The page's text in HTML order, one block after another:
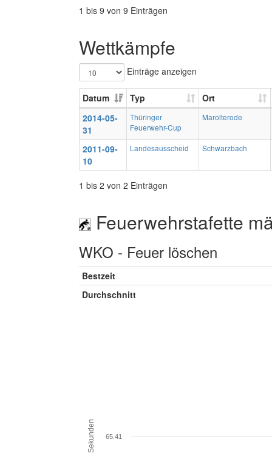
1 bis 9 von 9 Einträgen
Wettkämpfe
Einträge anzeigen
Datum Typ
Ort
2014-05-
31
Thüringer
Feuerwehr-Cup
Marolterode
2011-09-
10
Landesausscheid Schwarzbach
1 bis 2 von 2 Einträgen
Feuerwehrstafette
WKO - Feuer löschen
Bestzeit
Durchschnitt
Sekunden 65.41